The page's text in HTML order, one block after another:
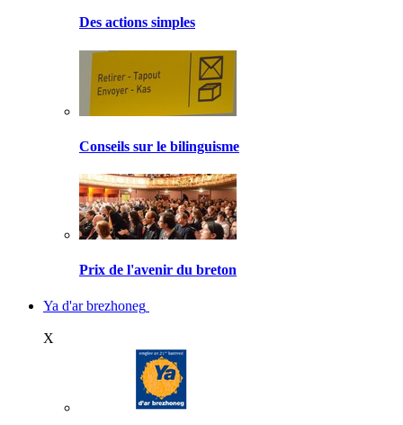
Des actions simples
Conseils sur le bilinguisme
Prix de l'avenir du breton
Ya d'ar brezhoneg
X